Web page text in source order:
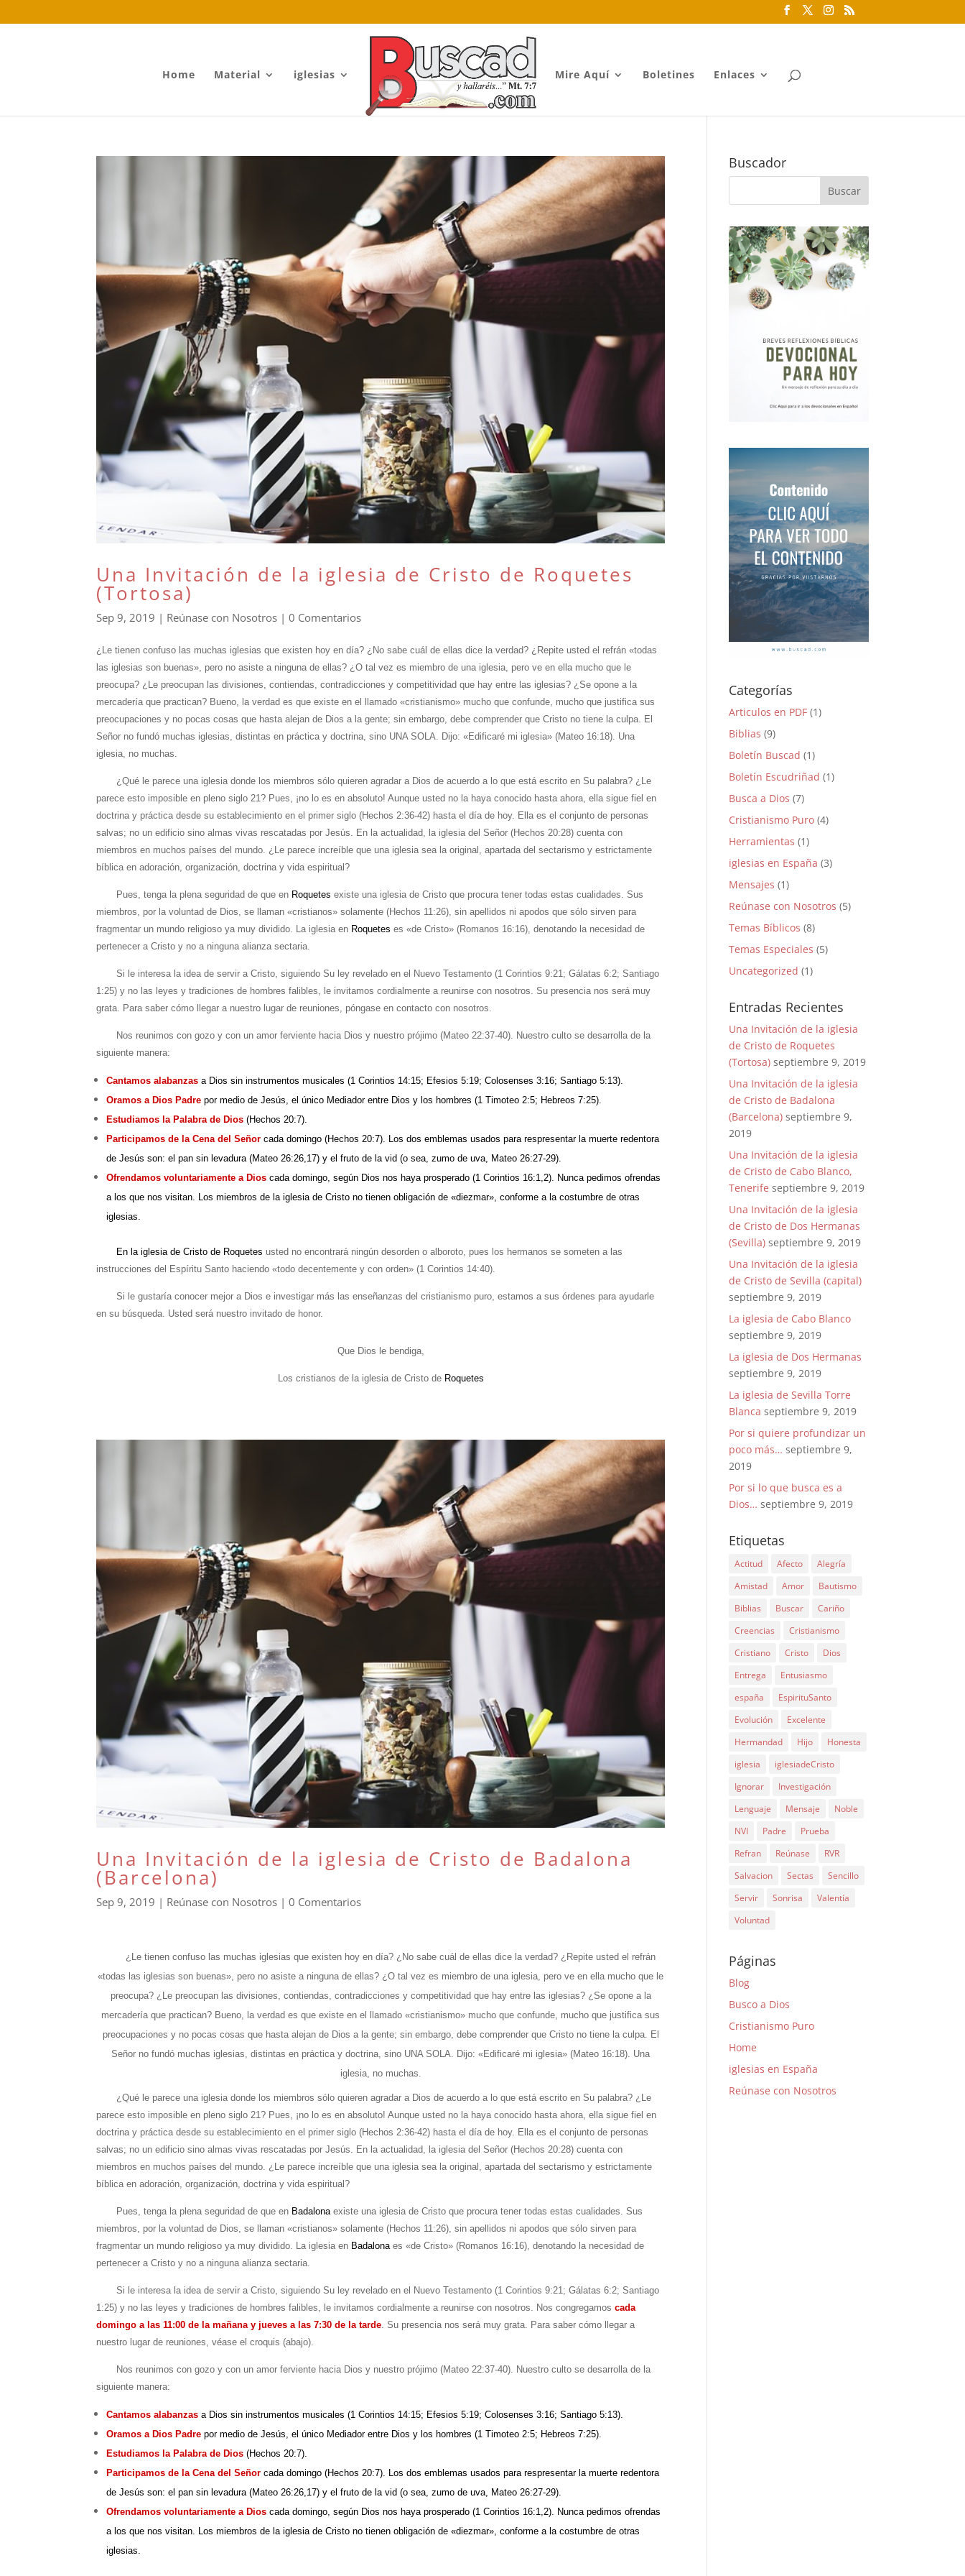
Home Material iglesias Mire Aquí Boletines Enlaces
Una Invitación de la iglesia de Cristo de Roquetes
(Tortosa)
Sep 9, 2019 | Reúnase con Nosotros |0 Comentarios
¿Le tienen confuso las muchas iglesias que existen hoy en día? ¿No sabe cuál de ellas dice la verdad? ¿Repite usted el refrán «todas
las iglesias son buenas», pero no asiste a ninguna de ellas? ¿O tal vez es miembro de una iglesia, pero ve en ella mucho que le
preocupa? ¿Le preocupan las divisiones, contiendas, contradicciones y competitividad que hay entre las iglesias? ¿Se opone a la
mercadería que practican? Bueno, la verdad es que existe en el llamado «cristianismo» mucho que confunde, mucho que justifica sus
preocupaciones y no pocas cosas que hasta alejan de Dios a la gente; sin embargo, debe comprender que Cristo no tiene la culpa. El
Señor no fundó muchas iglesias, distintas en práctica y doctrina, sino UNA SOLA. Dijo: «Edificaré mi iglesia» (Mateo 16:18). Una
iglesia, no muchas.
¿Qué le parece una iglesia donde los miembros sólo quieren agradar a Dios de acuerdo a lo que está escrito en Su palabra? ¿Le
parece esto imposible en pleno siglo 21? Pues, ¡no lo es en absoluto! Aunque usted no la haya conocido hasta ahora, ella sigue fiel en
doctrina y práctica desde su establecimiento en el primer siglo (Hechos 2:36-42) hasta el día de hoy. Ella es el conjunto de personas
salvas; no un edificio sino almas vivas rescatadas por Jesús. En la actualidad, la iglesia del Señor (Hechos 20:28) cuenta con
miembros en muchos países del mundo. ¿Le parece increíble que una iglesia sea la original, apartada del sectarismo y estrictamente
bíblica en adoración, organización, doctrina y vida espiritual?
Pues, tenga la plena seguridad de que en Roquetes existe una iglesia de Cristo que procura tener todas estas cualidades. Sus
miembros, por la voluntad de Dios, se llaman «cristianos» solamente (Hechos 11:26), sin apellidos ni apodos que sólo sirven para
fragmentar un mundo religioso ya muy dividido. La iglesia en Roquetes es «de Cristo» (Romanos 16:16), denotando la necesidad de
pertenecer a Cristo y no a ninguna alianza sectaria.
Si le interesa la idea de servir a Cristo, siguiendo Su ley revelado en el Nuevo Testamento (1 Corintios 9:21; Gálatas 6:2; Santiago
1:25) y no las leyes y tradiciones de hombres falibles, le invitamos cordialmente a reunirse con nosotros. Su presencia nos será muy
grata. Para saber cómo llegar a nuestro lugar de reuniones, póngase en contacto con nosotros.
Nos reunimos con gozo y con un amor ferviente hacia Dios y nuestro prójimo (Mateo 22:37-40). Nuestro culto se desarrolla de la
siguiente manera:
Cantamos alabanzas a Dios sin instrumentos musicales (1 Corintios 14:15; Efesios 5:19; Colosenses 3:16; Santiago 5:13).
Oramos a Dios Padre por medio de Jesús, el único Mediador entre Dios y los hombres (1 Timoteo 2:5; Hebreos 7:25).
Estudiamos la Palabra de Dios (Hechos 20:7).
Participamos de la Cena del Señor cada domingo (Hechos 20:7). Los dos emblemas usados para respresentar la muerte redentora
de Jesús son: el pan sin levadura (Mateo 26:26,17) y el fruto de la vid (o sea, zumo de uva, Mateo 26:27-29).
Ofrendamos voluntariamente a Dios cada domingo, según Dios nos haya prosperado (1 Corintios 16:1,2). Nunca pedimos ofrendas
a los que nos visitan. Los miembros de la iglesia de Cristo no tienen obligación de «diezmar», conforme a la costumbre de otras
iglesias.
En la iglesia de Cristo de Roquetes usted no encontrará ningún desorden o alboroto, pues los hermanos se someten a las
instrucciones del Espíritu Santo haciendo «todo decentemente y con orden» (1 Corintios 14:40).
Si le gustaría conocer mejor a Dios e investigar más las enseñanzas del cristianismo puro, estamos a sus órdenes para ayudarle
en su búsqueda. Usted será nuestro invitado de honor.
Que Dios le bendiga,
Los cristianos de la iglesia de Cristo de Roquetes
Una Invitación de la iglesia de Cristo de Badalona
(Barcelona)
Sep 9, 2019 | Reúnase con Nosotros |0 Comentarios
¿Le tienen confuso las muchas iglesias que existen hoy en día? ¿No sabe cuál de ellas dice la verdad? ¿Repite usted el refrán
«todas las iglesias son buenas», pero no asiste a ninguna de ellas? ¿O tal vez es miembro de una iglesia, pero ve en ella mucho que le
preocupa? ¿Le preocupan las divisiones, contiendas, contradicciones y competitividad que hay entre las iglesias? ¿Se opone a la
mercadería que practican? Bueno, la verdad es que existe en el llamado «cristianismo» mucho que confunde, mucho que justifica sus
preocupaciones y no pocas cosas que hasta alejan de Dios a la gente; sin embargo, debe comprender que Cristo no tiene la culpa. El
Señor no fundó muchas iglesias, distintas en práctica y doctrina, sino UNA SOLA. Dijo: «Edificaré mi iglesia» (Mateo 16:18). Una
iglesia, no muchas.
¿Qué le parece una iglesia donde los miembros sólo quieren agradar a Dios de acuerdo a lo que está escrito en Su palabra? ¿Le
parece esto imposible en pleno siglo 21? Pues, ¡no lo es en absoluto! Aunque usted no la haya conocido hasta ahora, ella sigue fiel en
doctrina y práctica desde su establecimiento en el primer siglo (Hechos 2:36-42) hasta el día de hoy. Ella es el conjunto de personas
salvas; no un edificio sino almas vivas rescatadas por Jesús. En la actualidad, la iglesia del Señor (Hechos 20:28) cuenta con
miembros en muchos países del mundo. ¿Le parece increíble que una iglesia sea la original, apartada del sectarismo y estrictamente
bíblica en adoración, organización, doctrina y vida espiritual?
Pues, tenga la plena seguridad de que en Badalona existe una iglesia de Cristo que procura tener todas estas cualidades. Sus
miembros, por la voluntad de Dios, se llaman «cristianos» solamente (Hechos 11:26), sin apellidos ni apodos que sólo sirven para
fragmentar un mundo religioso ya muy dividido. La iglesia en Badalona es «de Cristo» (Romanos 16:16), denotando la necesidad de
pertenecer a Cristo y no a ninguna alianza sectaria.
Si le interesa la idea de servir a Cristo, siguiendo Su ley revelado en el Nuevo Testamento (1 Corintios 9:21; Gálatas 6:2; Santiago
1:25) y no las leyes y tradiciones de hombres falibles, le invitamos cordialmente a reunirse con nosotros. Nos congregamoscada
domingo a las 11:00 de la mañana y jueves a las 7:30 de la tarde . Su presencia nos será muy grata. Para saber cómo llegar a
nuestro lugar de reuniones, véase el croquis (abajo).
Nos reunimos con gozo y con un amor ferviente hacia Dios y nuestro prójimo (Mateo 22:37-40). Nuestro culto se desarrolla de la
siguiente manera:
Cantamos alabanzas a Dios sin instrumentos musicales (1 Corintios 14:15; Efesios 5:19; Colosenses 3:16; Santiago 5:13).
Oramos a Dios Padre por medio de Jesús, el único Mediador entre Dios y los hombres (1 Timoteo 2:5; Hebreos 7:25).
Estudiamos la Palabra de Dios (Hechos 20:7).
Participamos de la Cena del Señor cada domingo (Hechos 20:7). Los dos emblemas usados para respresentar la muerte redentora
de Jesús son: el pan sin levadura (Mateo 26:26,17) y el fruto de la vid (o sea, zumo de uva, Mateo 26:27-29).
Ofrendamos voluntariamente a Dios cada domingo, según Dios nos haya prosperado (1 Corintios 16:1,2). Nunca pedimos ofrendas
a los que nos visitan. Los miembros de la iglesia de Cristo no tienen obligación de «diezmar», conforme a la costumbre de otras
iglesias.
Buscador
Categorías
Articulos en PDF (1)
Biblias (9)
Boletín Buscad (1)
Boletín Escudriñad (1)
Busca a Dios (7)
Cristianismo Puro (4)
Herramientas (1)
iglesias en España (3)
Mensajes (1)
Reúnase con Nosotros (5)
Temas Bíblicos (8)
Temas Especiales (5)
Uncategorized (1)
Entradas Recientes
Una Invitación de la iglesia
de Cristo de Roquetes
(Tortosa) septiembre 9, 2019
Una Invitación de la iglesia
de Cristo de Badalona
(Barcelona) septiembre 9,
2019
Una Invitación de la iglesia
de Cristo de Cabo Blanco,
Tenerife septiembre 9, 2019
Una Invitación de la iglesia
de Cristo de Dos Hermanas
(Sevilla) septiembre 9, 2019
Una Invitación de la iglesia
de Cristo de Sevilla (capital)
septiembre 9, 2019
La iglesia de Cabo Blanco
septiembre 9, 2019
La iglesia de Dos Hermanas
septiembre 9, 2019
La iglesia de Sevilla Torre
Blanca septiembre 9, 2019
Por si quiere profundizar un
poco más… septiembre 9,
2019
Por si lo que busca es a
Dios… septiembre 9, 2019
Etiquetas
Actitud Afecto
Alegría
Amistad
Amor
Bautismo
Biblias
Buscar
Cariño
Creencias
Cristianismo
Cristiano
Cristo
Dios
Entrega
Entusiasmo
españa
EspirituSanto
Evolución
Excelente
Hermandad
Hijo
Honesta
iglesia
iglesiadeCristo
Ignorar
Investigación
Lenguaje
Mensaje
Noble
NVI
Padre
Prueba
Refran
Reúnase
RVR
Salvacion
Sectas
Sencillo
Servir
Sonrisa
Valentía
Voluntad
Páginas
Blog
Busco a Dios
Cristianismo Puro
Home
iglesias en España
Reúnase con Nosotros